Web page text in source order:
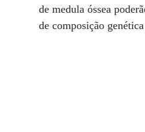
de medula óssea
de composição